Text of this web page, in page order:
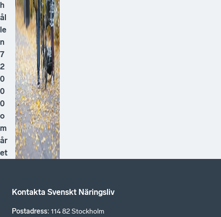
h
ål
le
n
7
2
0
0
0
o
m
år
et
Kontakta Svenskt Näringsliv
Postadress: 114 82 Stockholm